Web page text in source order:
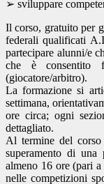
➢ sviluppare
Il corso, gratuito per
federali qualificati
partecipare alunni/e
che è consentito
(giocatore/arbitro).
La formazione si
settimana,
ore circa; ogni
dettagliato.
Al termine del
superamento di
almeno 16 ore (pari
nelle competizioni